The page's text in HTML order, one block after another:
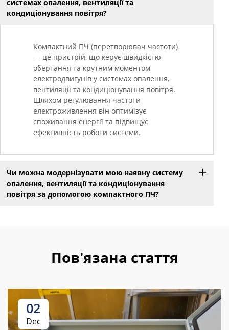
системах опалення, вентиляції та
кондиціонування повітря?
Компактний ПЧ (перетворювач частоти)
— це пристрій, що керує швидкістю
обертання та крутним моментом
електродвигунів у системах опалення,
вентиляції та кондиціонування повітря.
Шляхом регулювання частоти
електроживлення він оптимізує
споживання енергії та підвищує
ефективність роботи системи.
Чи можна модернізувати мою наявну систему
опалення, вентиляції та кондиціонування
повітря за допомогою компактного ПЧ?
Пов'язана стаття
02
Dec